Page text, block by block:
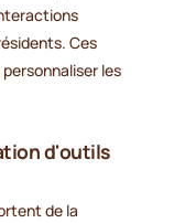
Ces
les
d'outils
de la